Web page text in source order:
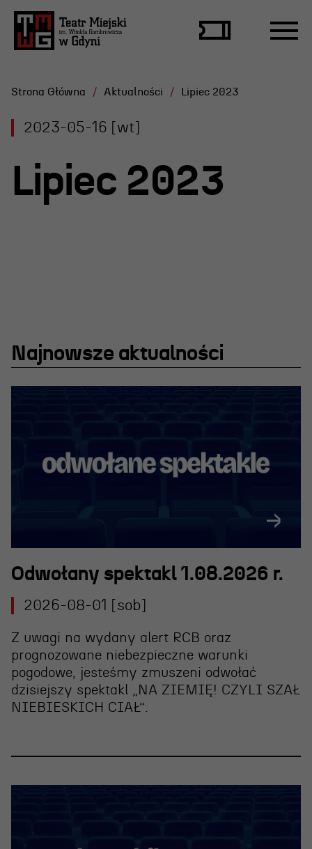
Scena Letnia
Aktualne spektakle
Festiwal R@Port
Aktualności
Dostępny Teatr Miejski
Spektakle wyjazdowe
Sponsorzy
Kontakt & Zespół
Strona Główna Aktualności Lipiec 2023
2023-05-16 [wt]
Lipiec 2023
Najnowsze aktualności
Odwołany spektakl 1.08.2026 r.
2026-08-01 [sob]
Z uwagi na wydany alert RCB oraz
prognozowane niebezpieczne warunki
pogodowe, jesteśmy zmuszeni odwołać
dzisiejszy spektakl „NA ZIEMIĘ! CZYLI SZAŁ
NIEBIESKICH CIAŁ”.